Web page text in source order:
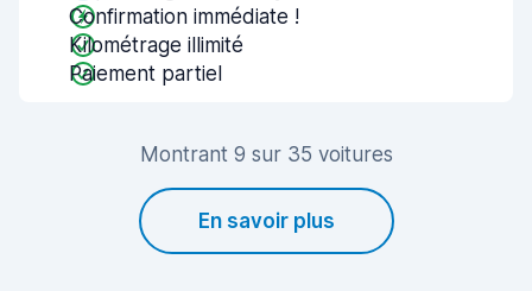
Confirmation immédiate !
Kilométrage illimité
Paiement partiel
Montrant 9 sur 35 voitures
En savoir plus